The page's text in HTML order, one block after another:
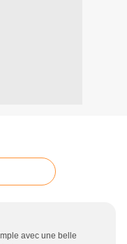
avec une belle